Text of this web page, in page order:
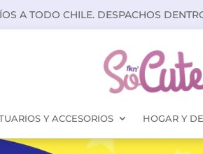
A TODO CHILE. DESPACHOS
Y ACCESORIOS HOGAR Y